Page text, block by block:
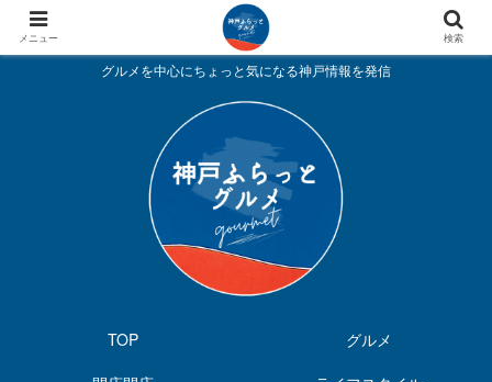
グルメを中心にちょっと気になる神戸情報を発信
TOP
グルメ
メニュー 検索